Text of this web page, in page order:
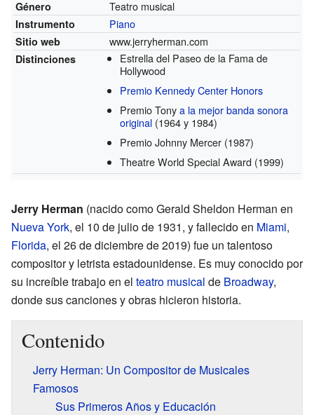
Género Teatro musical
Instrumento Piano
Sitio web www.jerryherman.com
Distinciones
Estrella del Paseo de la Fama de
Hollywood
Premio Kennedy Center Honors
Premio Tonya la mejor banda sonora
original (1964 y 1984)
Premio Johnny Mercer (1987)
Theatre World Special Award (1999)
Jerry Herman (nacido como Gerald Sheldon Herman en
Nueva York, el 10 de julio de 1931, y fallecido en Miami,
Florida, el 26 de diciembre de 2019) fue un talentoso
compositor y letrista estadounidense. Es muy conocido por
su increíble trabajo en el teatro musical de Broadway,
donde sus canciones y obras hicieron historia.
Contenido
Jerry Herman: Un Compositor de Musicales
Famosos
Sus Primeros Años y Educación